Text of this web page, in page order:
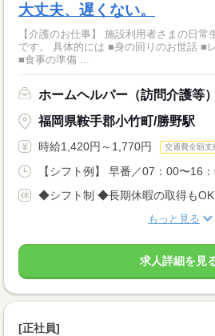
大丈夫、遅くない。
【介護のお仕事】 施設利用者さまの日
です。 具体的には ■身の回りのお世話 ■レクリエーションの見守り
■食事の準備 ...
ホームヘルパー（訪問介護等）
福岡県鞍手郡小竹町/勝野駅
時給1,420円～1,770円 交通費全額支
【シフト例】 早番／07：00〜16
◆シフト制 ◆長期休暇の取得もOK
もっと見る
求人詳細を見
[正社員]